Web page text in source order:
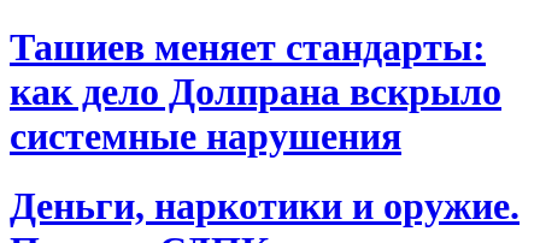
Ташиев меняет стандарты:
как дело Долпрана вскрыло
системные нарушения
Деньги, наркотики и оружие.